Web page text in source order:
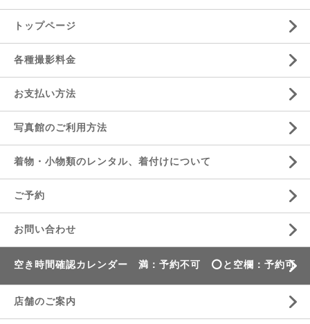
トップページ
各種撮影料金
お支払い方法
写真館のご利用方法
着物・小物類のレンタル、着付けについて
ご予約
お問い合わせ
空き時間確認カレンダー 満：予約不可 ⭕️と空欄：予約可
店舗のご案内